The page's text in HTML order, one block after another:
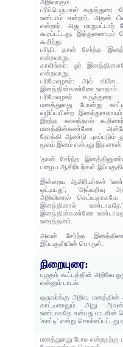
அறிவாகும்.
பரிப்பெருமாள் கருத்துரை
உண்டாம் என்றார். அதன்
என்றார். அது மாறுபட்டாற்
கூறப்பட்டது. இத்துணையும்
கூறிற்று.
பரிதி: தான் சேர்ந்த
என்றவாறு.
காலிங்கர்: ஓர்
என்றவாறு.
பரிமேலழகர்: அவ்
இனத்தின்கண்ணே உளதாம் .
பரிமேலழகர்
மனத்துளது போன்று
வழிப்பயின்ற
இறந்த காலத்தால்
மனத்தின்கண்ணே
நோக்கி ஆண்டு புலப்படும்
மூலம் இனம் என்பது இதனான்
'தான் சேர்ந்த
பழைய ஆசிரியர்கள்
இன்றைய ஆசிரியர்கள்
ஒட்டியது', 'அவ்வறிவு
அறிவினால் செய்வதாகவே
இனத்தினால்
இனத்தின்கண்ணே
உரைத்தனர்.
அவன் சேர்ந்த
இப்பகுதியின் பொருள்.
நிறையுரை:
பழகும் கூட்டத்தின் அறிவே
என்னும் பாடல்.
ஒருவர்க்கு அறிவு
காட்டினாலும் அது
உண்டாவதே என்பது பாடலின்
'காட்டி' என்று சொல்லப்பட்டது
மனத்துளது போல